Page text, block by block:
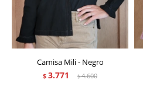
Camisa Mili - Negro
$ 3.771 $4.600